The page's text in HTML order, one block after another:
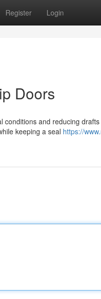
Register Login
Doors
and reducing
keeping a seal https://